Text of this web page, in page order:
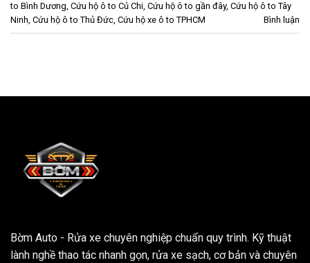
to Bình Dương, Cứu hộ ô to Củ Chi, Cứu hộ ô to gần đây, Cứu hộ ô to Tây
Ninh, Cứu hộ ô to Thủ Đức, Cứu hộ xe ô to TPHCM Bình luận
Bờm Auto - Rửa xe chuyên nghiệp chuẩn quy trình. Kỹ thuật
lành nghề thao tác nhanh gọn, rửa xe sạch, cơ bản và chuyên